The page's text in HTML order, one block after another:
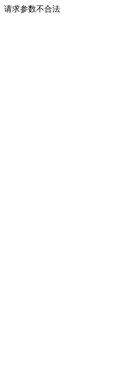
请求参数不合法